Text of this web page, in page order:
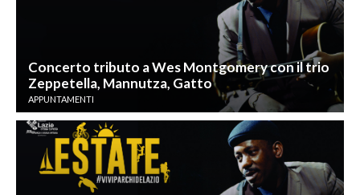
Concerto tributo a Wes Montgomery con il trio
Zeppetella, Mannutza, Gatto
APPUNTAMENTI